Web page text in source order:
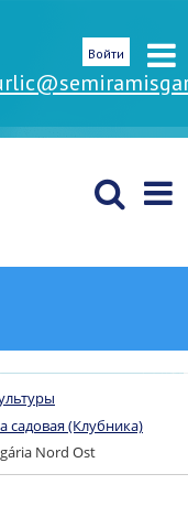
Войти
садовая (Клубника)
Nord Оst